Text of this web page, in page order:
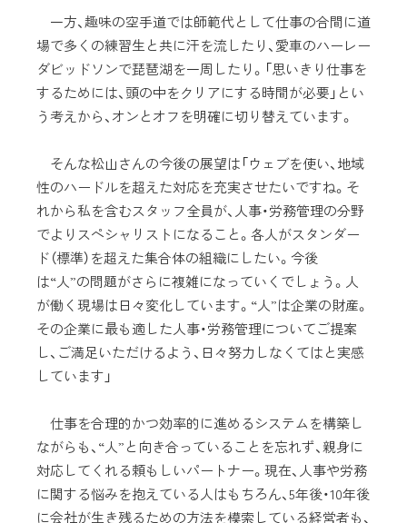
一方、趣味の空手道では師範代として仕事の合間に道
場で多くの練習生と共に汗を流したり、愛車のハーレー
ダビッドソンで琵琶湖を一周したり。「思いきり仕事を
するためには、頭の中をクリアにする時間が必要」とい
う考えから、オンとオフを明確に切り替えています。
そんな松山さんの今後の展望は「ウェブを使い、地域
性のハードルを超えた対応を充実させたいですね。そ
れから私を含むスタッフ全員が、人事・労務管理の分野
でよりスペシャリストになること。各人がスタンダー
ド（標準）を超えた集合体の組織にしたい。今後
は“人”の問題がさらに複雑になっていくでしょう。人
が働く現場は日々変化しています。“人”は企業の財産。
その企業に最も適した人事・労務管理についてご提案
し、ご満足いただけるよう、日々努力しなくてはと実感
しています」
仕事を合理的かつ効率的に進めるシステムを構築し
ながらも、“人”と向き合っていることを忘れず、親身に
対応してくれる頼もしいパートナー。現在、人事や労務
に関する悩みを抱えている人はもちろん、5年後・10年後
に会社が生き残るための方法を模索している経営者も、